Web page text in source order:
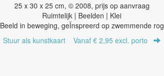
25 x 30 x 25 cm, © 2008, prijs op aanvraag
Ruimtelijk | Beelden | Klei
Beeld in beweging, geÏnspreerd op zwemmende rog
Stuur als kunstkaart Vanaf € 2,95 excl. porto